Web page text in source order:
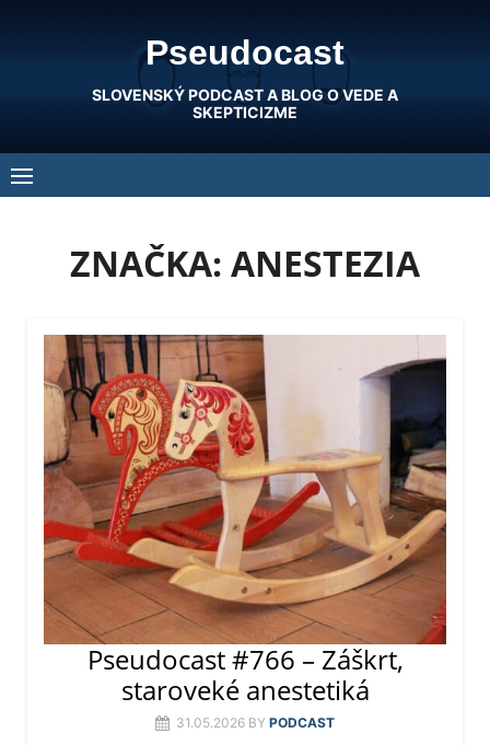
Pseudocast
SLOVENSKÝ PODCAST A BLOG O VEDE A
SKEPTICIZME
ZNAČKA: ANESTEZIA
Pseudocast #766 – Záškrt,
staroveké anestetiká
31.05.2026 BY PODCAST